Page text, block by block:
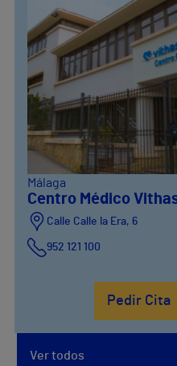
Málaga
Centro Médico
Calle Calle la Era, 6
952 121 100
Pedir Cita
Ver todos